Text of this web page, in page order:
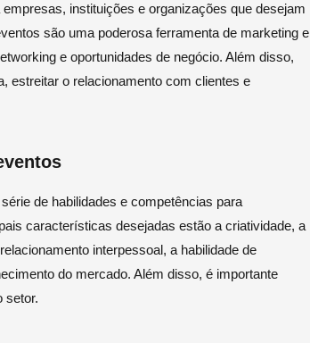
instituições e organizações que desejam
são uma poderosa ferramenta de marketing e
e oportunidades de negócio. Além disso,
estreitar o relacionamento com clientes e
de habilidades e competências para
características desejadas estão a criatividade, a
interpessoal, a habilidade de
do mercado. Além disso, é importante
setor.